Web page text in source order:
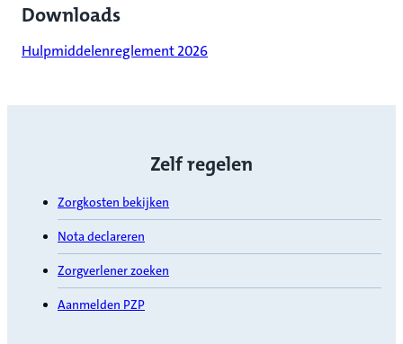
Downloads
Hulpmiddelenreglement 2026
Zelf regelen
Zorgkosten bekijken
Nota declareren
Zorgverlener zoeken
Aanmelden PZP